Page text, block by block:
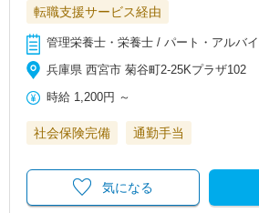
転職支援サービス経由
管理栄養士・栄養士 / パート・アルバイ
兵庫県 西宮市 菊谷町2‐25Kプラザ102
時給 1,200円 ～
社会保険完備 通勤手当
気になる